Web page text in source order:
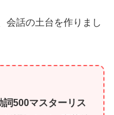
会話の土台を作りまし
詞500マスターリス